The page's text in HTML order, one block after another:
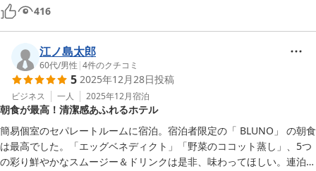
416
江ノ島太郎
60代/男性 |4件のクチコミ
5 2025年12月28日投稿
ビジネス 一人 2025年12月宿泊
朝食が最高！清潔感あふれるホテル
簡易個室のセパレートルームに宿泊。宿泊者限定の「 BLUNO」 の朝食
は最高でした。「エッグベネディクト」「野菜のココット蒸し」、5つ
の彩り鮮やかなスムージー＆ドリンクは是非、味わってほしい。連泊し